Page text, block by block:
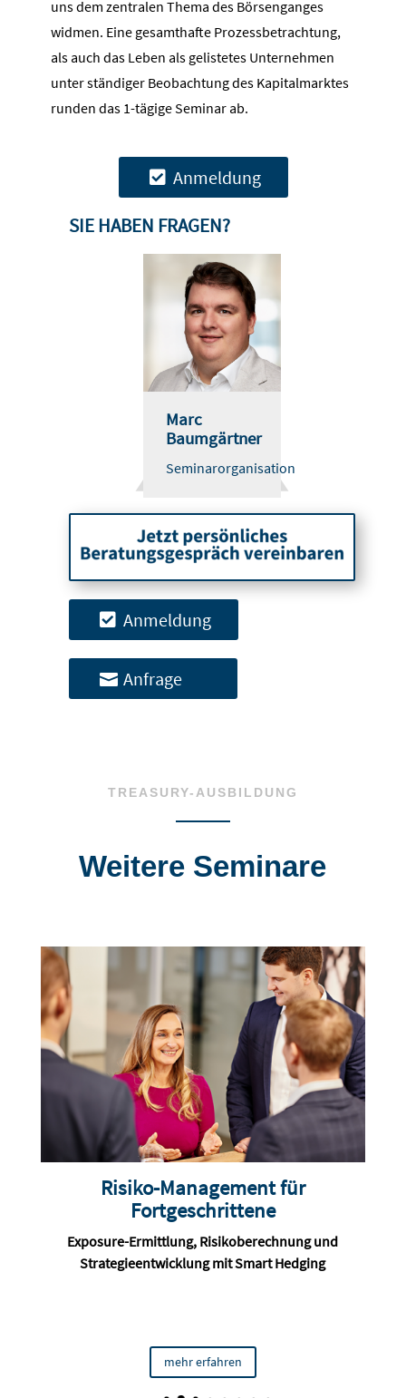
uns dem zentralen Thema des Börsenganges
widmen. Eine gesamthafte Prozessbetrachtung,
als auch das Leben als gelistetes Unternehmen
unter ständiger Beobachtung des Kapitalmarktes
runden das 1-tägige Seminar ab.
Anmeldung
SIE HABEN FRAGEN?
Marc
Baumgärtner
Seminarorganisation
Anmeldung
Anfrage
TREASURY-AUSBILDUNG
Weitere Seminare
Risiko-Management für
Fortgeschrittene
Exposure-Ermittlung, Risikoberechnung und
Strategieentwicklung mit Smart Hedging
mehr erfahren